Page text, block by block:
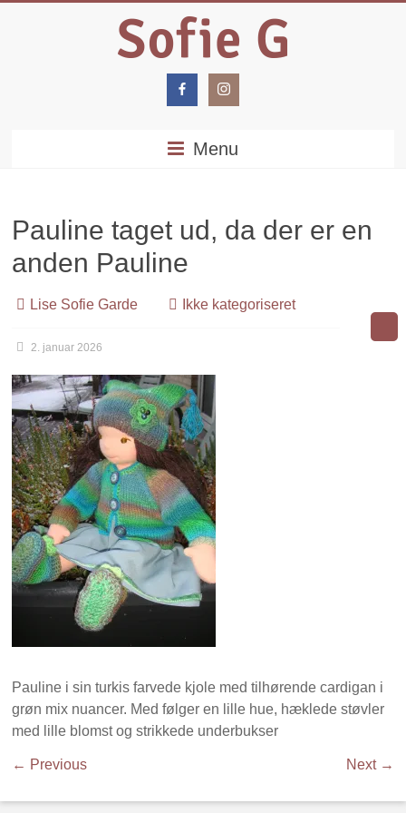
Menu
Pauline taget ud, da der er en
anden Pauline
Lise Sofie Garde Ikke kategoriseret
2. januar 2026
Pauline i sin turkis farvede kjole med tilhørende cardigan i
grøn mix nuancer. Med følger en lille hue, hæklede støvler
med lille blomst og strikkede underbukser
← Previous Next →